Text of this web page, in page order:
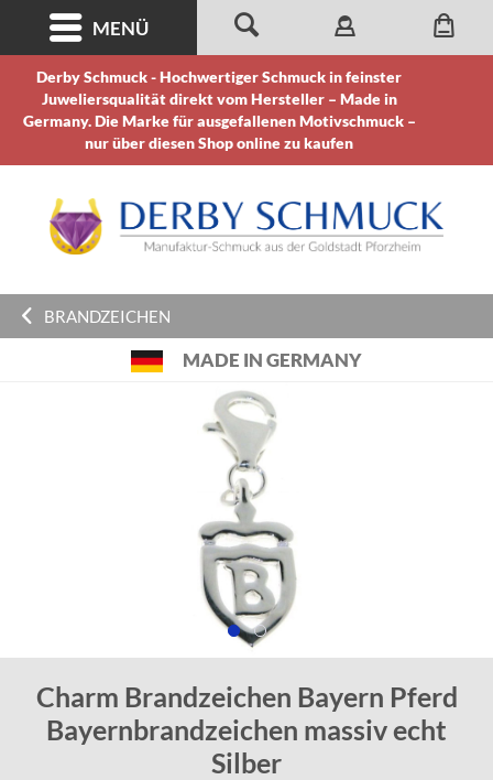
Derby Schmuck - Hochwertiger Schmuck in feinster
Juweliersqualität direkt vom Hersteller – Made in
Germany. Die Marke für ausgefallenen Motivschmuck –
nur über diesen Shop online zu kaufen
MENÜ
BRANDZEICHEN
MADE IN GERMANY
Charm Brandzeichen Bayern Pferd
Bayernbrandzeichen massiv echt
Silber